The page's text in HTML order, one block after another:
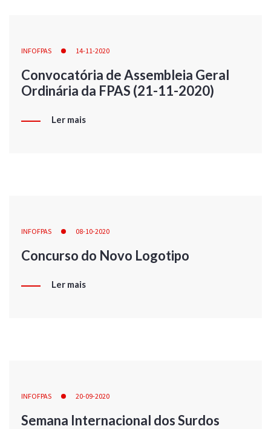
INFOFPAS 14-11-2020
Convocatória de Assembleia Geral
Ordinária da FPAS (21-11-2020)
Ler mais
INFOFPAS 08-10-2020
Concurso do Novo Logotipo
Ler mais
INFOFPAS 20-09-2020
Semana Internacional dos Surdos